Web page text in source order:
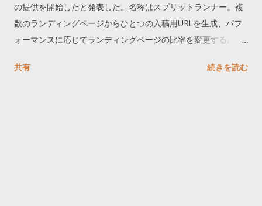
の提供を開始したと発表した。名称はスプリットランナー。複
数のランディングページからひとつの入稿用URLを生成、パフ
ォーマンスに応じてランディングページの比率を変更する。こ
紹介されていたが、そのときは準備不足の印象を受けた。
共有 続きを読む